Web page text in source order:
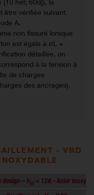
[10 hef; 60d]), la
être vérifiée suivant
A.
non fissuré lorsque
est égale à σL +
détaillée, on
à la tension à
de charges
des ancrages).
- VRD
design – hef = 12d - Acier